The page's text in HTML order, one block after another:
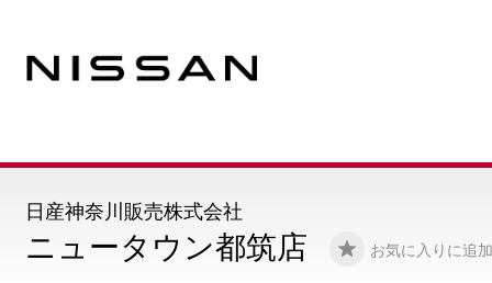
ニュータウン都筑店 お気に入りに追加
日産神奈川販売株式会社